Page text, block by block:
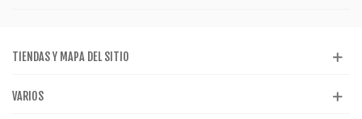
TIENDAS Y MAPA DEL SITIO
VARIOS